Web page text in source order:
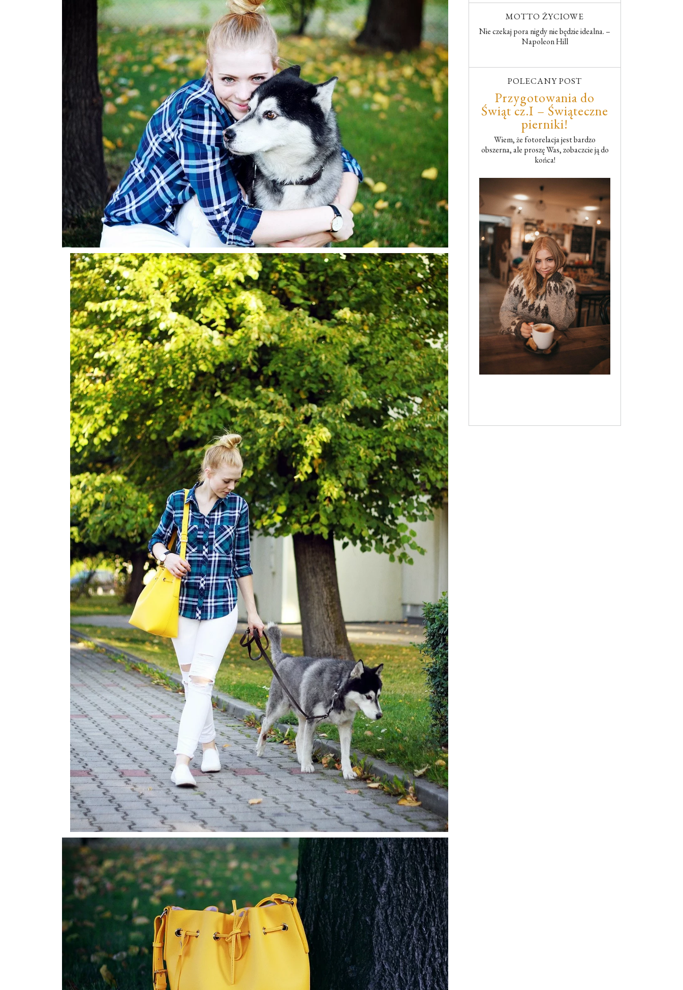
MOTTO ŻYCIOWE
Nie czekaj pora nigdy nie będzie idealna. –
Napoleon Hill
POLECANY POST
Przygotowania do
Świąt cz.I – Świąteczne
pierniki!
Wiem, że fotorelacja jest bardzo
obszerna, ale proszę Was, zobaczcie ją do
końca!